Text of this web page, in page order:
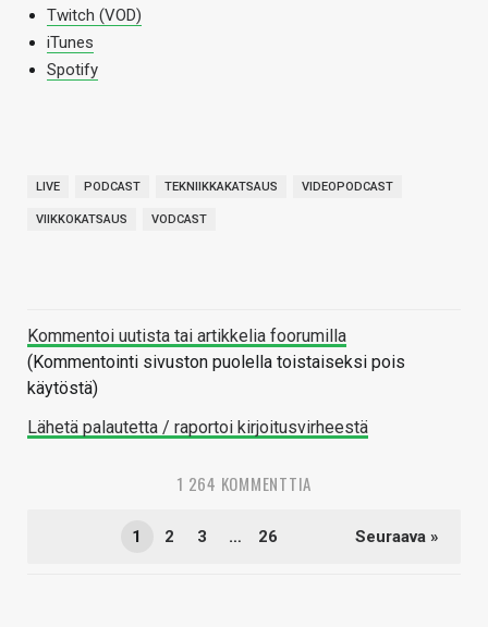
Twitch (VOD)
iTunes
Spotify
LIVE PODCAST TEKNIIKKAKATSAUS VIDEOPODCAST
VIIKKOKATSAUS VODCAST
Kommentoi uutista tai artikkelia foorumilla
(Kommentointi sivuston puolella toistaiseksi pois
käytöstä)
Lähetä palautetta / raportoi kirjoitusvirheestä
1 264 KOMMENTTIA
1 2 3 … 26 Seuraava »